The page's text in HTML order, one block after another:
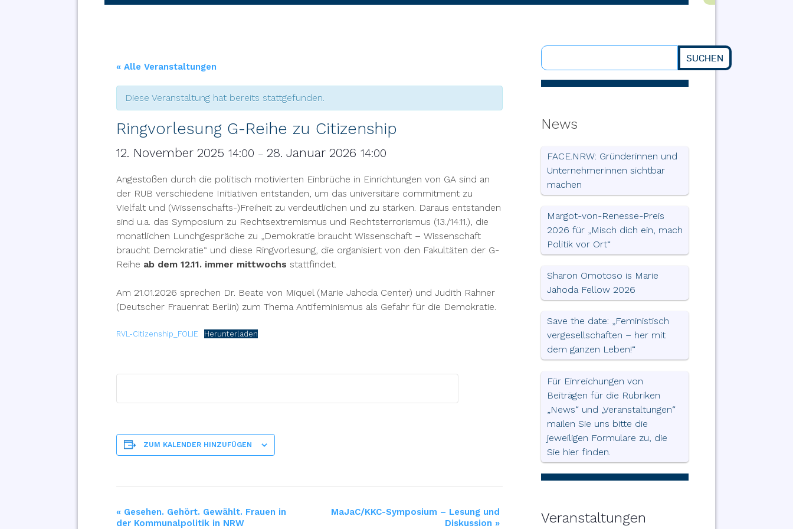
« Alle Veranstaltungen
Diese Veranstaltung hat bereits stattgefunden.
Ringvorlesung G-Reihe zu Citizenship
12. November 2025 14:00 – 28. Januar 2026 14:00
Angestoßen durch die politisch motivierten Einbrüche in Einrichtungen von GA sind an
der RUB verschiedene Initiativen entstanden, um das universitäre commitment zu
Vielfalt und (Wissenschafts-)Freiheit zu verdeutlichen und zu stärken. Daraus entstanden
sind u.a. das Symposium zu Rechtsextremismus und Rechtsterrorismus (13./14.11.), die
monatlichen Lunchgespräche zu „Demokratie braucht Wissenschaft – Wissenschaft
braucht Demokratie“ und diese Ringvorlesung, die organisiert von den Fakultäten der G-
Reihe ab dem 12.11. immer mittwochs stattfindet.
Am 21.01.2026 sprechen Dr. Beate von Miquel (Marie Jahoda Center) und Judith Rahner
(Deutscher Frauenrat Berlin) zum Thema Antifeminismus als Gefahr für die Demokratie.
RVL-Citizenship_FOLIE Herunterladen
ZUM KALENDER HINZUFÜGEN
Veranstaltung-
« Gesehen. Gehört. Gewählt. Frauen in
der Kommunalpolitik in NRW
MaJaC/KKC-Symposium – Lesung und
Diskussion »
Suchen
SUCHEN
News
FACE.NRW: Gründerinnen und
Unternehmerinnen sichtbar
machen
Margot-von-Renesse-Preis
2026 für „Misch dich ein, mach
Politik vor Ort“
Sharon Omotoso is Marie
Jahoda Fellow 2026
Save the date: „Feministisch
vergesellschaften – her mit
dem ganzen Leben!“
Für Einreichungen von
Beiträgen für die Rubriken
„News“ und „Veranstaltungen“
mailen Sie uns bitte die
jeweiligen Formulare zu, die
Sie hier finden.
Veranstaltungen